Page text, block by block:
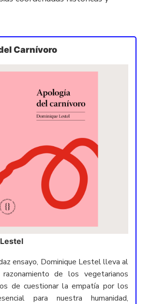
Carnívoro
ensayo, Dominique Lestel lleva al
de los vegetarianos
de cuestionar la empatía por los
para nuestra humanidad,